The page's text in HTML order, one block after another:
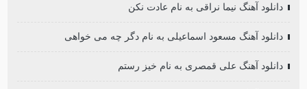
دانلود آهنگ نیما نراقی به نام عادت نکن
دانلود آهنگ مسعود اسماعیلی به نام دگر چه می خواهی
دانلود آهنگ علی قمصری به نام خیز رستم